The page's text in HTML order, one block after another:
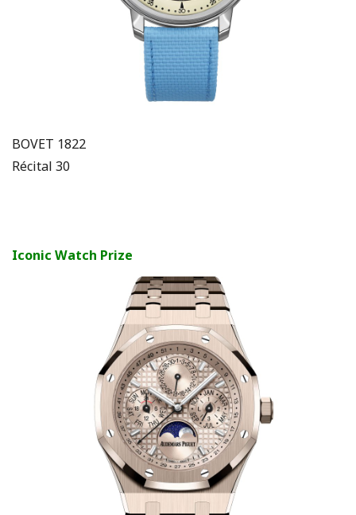
BOVET 1822
Récital 30
Iconic Watch Prize